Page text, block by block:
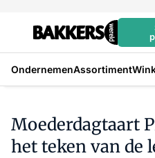
OndernemenAssortiment
Moederdagtaart
het teken van de